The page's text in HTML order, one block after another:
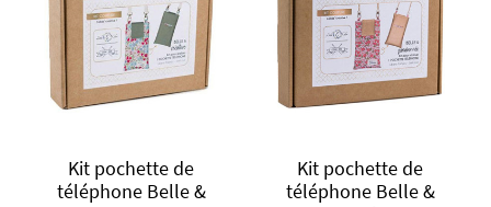
Kit pochette de
téléphone Belle &
Kit pochette de
téléphone Belle &